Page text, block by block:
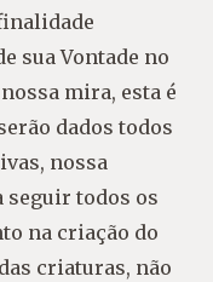
sua Vontade no
mira, esta é
dados todos
nossa
seguir todos os
na criação do
criaturas, não